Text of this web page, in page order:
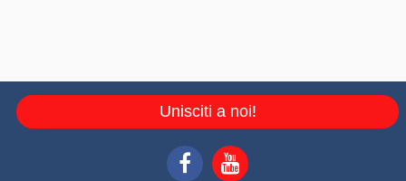
Unisciti a noi!